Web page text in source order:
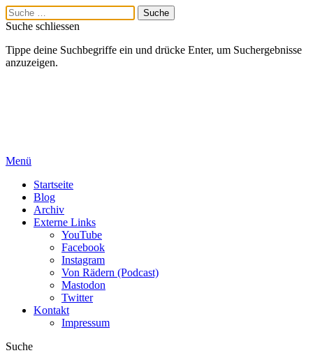
Suche schliessen
Tippe deine Suchbegriffe ein und drücke Enter, um Suchergebnisse
anzuzeigen.
Menü
Startseite
Blog
Archiv
Externe Links
YouTube
Facebook
Instagram
Von Rädern (Podcast)
Mastodon
Twitter
Kontakt
Impressum
Suche